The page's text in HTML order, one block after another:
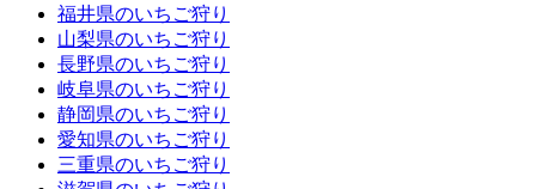
福井県のいちご狩り
山梨県のいちご狩り
長野県のいちご狩り
岐阜県のいちご狩り
静岡県のいちご狩り
愛知県のいちご狩り
三重県のいちご狩り